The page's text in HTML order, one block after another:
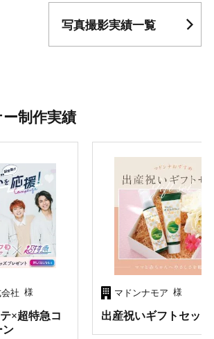
写真撮影実績一覧
制作実績
社 様
×超特急コ
ン
マドンナモア 様
出産祝いギフトセッ